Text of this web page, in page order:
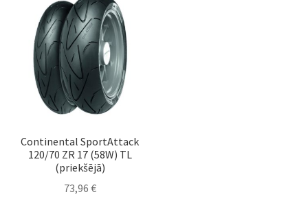
Continental SportAttack
120/70 ZR 17 (58W) TL
(priekšējā)
73,96 €